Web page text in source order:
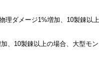
ダメージ1%増加、10製錬以
、10製錬以上の場合、大型モ